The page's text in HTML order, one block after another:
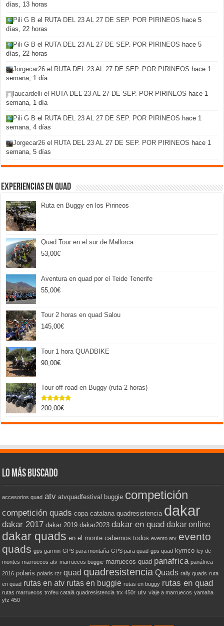
días, 13 horas
Pili G B el RUTA DEL 23 AL 27 DE SEP. POR PIRINEOS hace 5
días, 22 horas
Pili G B el RUTA DEL 23 AL 27 DE SEP. POR PIRINEOS hace 5
días, 22 horas
Jorgecar26 el RUTA DEL 23 AL 27 DE SEP. POR PIRINEOS hace 1
semana, 1 día
laucardelli el RUTA DEL 23 AL 27 DE SEP. POR PIRINEOS hace 1
semana, 1 día
Pili G B el RUTA DEL 23 AL 27 DE SEP. POR PIRINEOS hace 1
semana, 4 días
Jorgecar26 el RUTA DEL 23 AL 27 DE SEP. POR PIRINEOS hace 1
semana, 5 días
Experiencias en Quad
Ruta en Buggy en los Pirineos
Quad Tour en el sur de Mallorca
53,00€
Aventura en quad por el Teide Tenerife
55,00€
Tour 2 horas en quad Salou
145,00€
Tour 1 hora QUADBIKE
90,00€
Tour off-road en Buggy (ruta 2 horas)
Valorado
de 5
200,00€
Lo más buscado
accesorios quad atv atvquadfestival buggie competición
competición quads copa catalana quadresistencia dakar
dakar 2017 dakar 2019 dakar2023 dakar en quad dakar online
dakar quads en el monte cabemos todos evento atv evento
quads gps garmin GPS para montaña GPS para quad gps quad kymco ley de
montes marruecos atv marruecos buggie marruecos quad panafrica panáfrica
2016 polaris polaris rzr quad quadresistencia Quads rally quads ruta
en quad rutas en atv rutas en buggie rutas en buggy rutas en quad
rutas marruecos trofeu català quadresistencia trx 450r utv viaje a marruecos yamaha
yfz 450